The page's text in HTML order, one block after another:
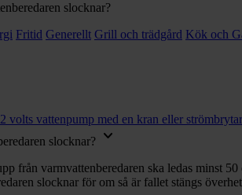
slocknar?
Fritid Generellt Grill och trädgård Kök och
volts vattenpump med en kran eller
slocknar? keyboard_arrow_down
från varmvattenberedaren ska ledas minst
slocknar för om så är fallet stängs